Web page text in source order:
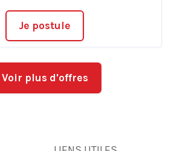
Je postule
Voir plus d'offres